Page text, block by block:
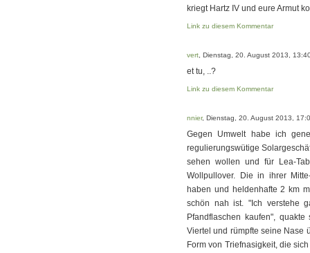
kriegt Hartz IV und eure Armut
Link zu diesem Kommentar
vert , Dienstag, 20. August 2013,
et tu, ..?
Link zu diesem Kommentar
nnier, Dienstag, 20. August 2013,
Gegen Umwelt habe ich
regulierungswütige
sehen wollen und für Lea-
Wollpullover. Die in ihrer
haben und heldenhafte 2 km
schön nah ist. "Ich verstehe
Pfandflaschen kaufen",
Viertel und rümpfte seine Nase
Form von Triefnasigkeit, die